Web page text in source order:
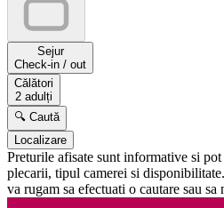
Sejur
Check-in / out
Călători
2 adulți
🔍 Caută
Localizare
Preturile afisate sunt informative si
plecarii, tipul camerei si
va rugam sa efectuati o cautare sau sa